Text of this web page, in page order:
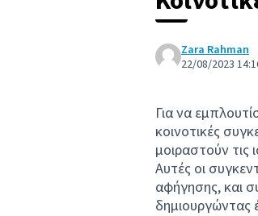
Zara Rahman
22/08/2023
Για να
κοινοτικές
μοιραστούν τις
Αυτές οι
αφήγησης, και
δημιουργώντας